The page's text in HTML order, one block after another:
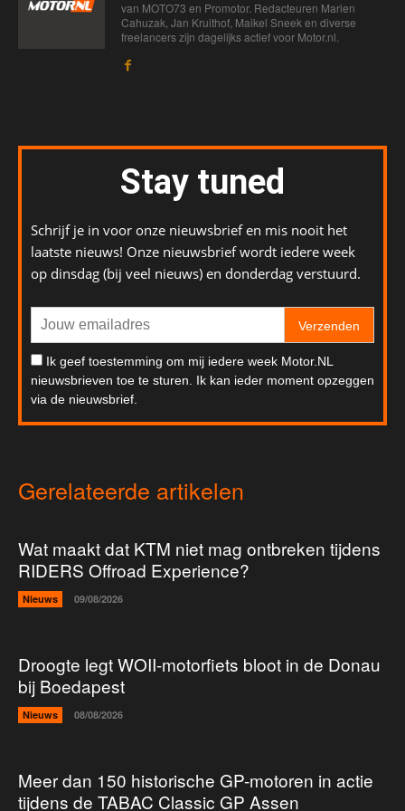
van MOTO73 en Promotor. Redacteuren Marien
Cahuzak, Jan Kruithof, Maikel Sneek en diverse
freelancers zijn dagelijks actief voor Motor.nl.
Stay tuned
Schrijf je in voor onze nieuwsbrief en mis nooit het
laatste nieuws! Onze nieuwsbrief wordt iedere week
op dinsdag (bij veel nieuws) en donderdag verstuurd.
Verzenden
Ik geef toestemming om mij iedere week Motor.NL
nieuwsbrieven toe te sturen. Ik kan ieder moment opzeggen
via de nieuwsbrief.
Gerelateerde artikelen
Wat maakt dat KTM niet mag ontbreken tijdens
RIDERS Offroad Experience?
Nieuws 09/08/2026
Droogte legt WOII-motorfiets bloot in de Donau
bij Boedapest
Nieuws 08/08/2026
Meer dan 150 historische GP-motoren in actie
tijdens de TABAC Classic GP Assen